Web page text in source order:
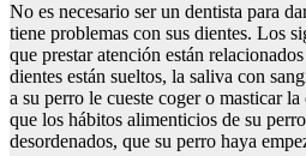
No es necesario ser un dentista para
tiene problemas con sus dientes. Los
que prestar atención están
dientes están sueltos, la saliva con
a su perro le cueste coger o masticar
que los hábitos alimenticios de su
desordenados, que su perro haya